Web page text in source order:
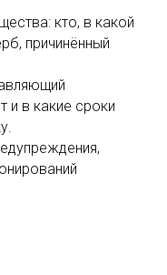
кто, в какой
причинённый
и в какие сроки